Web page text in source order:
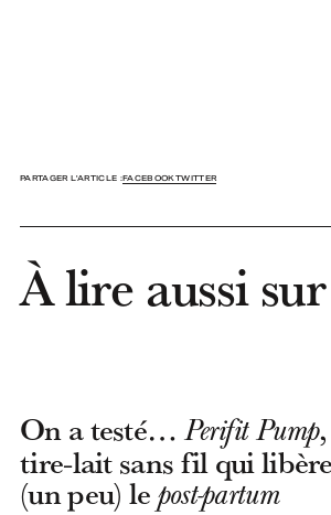
PARTAGER L'ARTICLE :FACEBOOK TWITTER
À lire aussi
On a testé…Perifit Pump
tire-lait sans fil qui libère
(un peu) le post-partum